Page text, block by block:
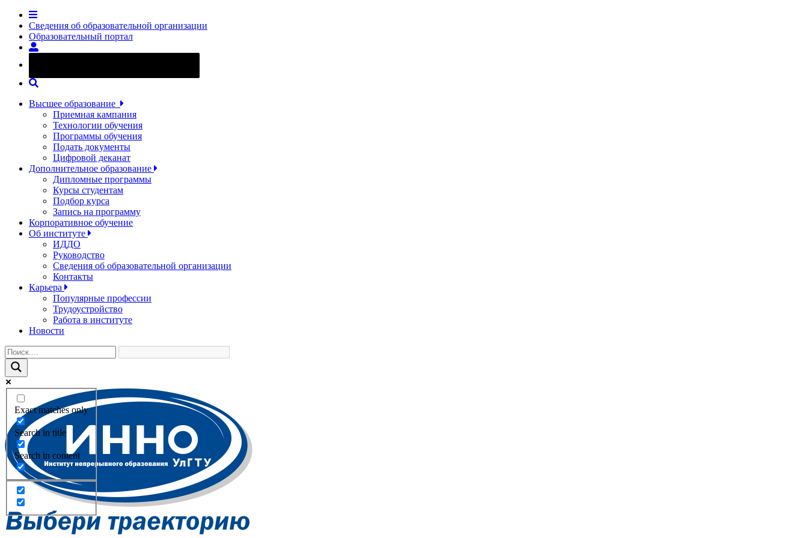
Сведения об образовательной организации
Образовательный портал
Высшее образование
Приемная кампания
Технологии обучения
Программы обучения
Подать документы
Цифровой деканат
Дополнительное образование
Дипломные программы
Курсы студентам
Подбор курса
Запись на программу
Корпоративное обучение
Об институте
ИДДО
Руководство
Сведения об образовательной организации
Контакты
Карьера
Популярные профессии
Трудоустройство
Работа в институте
Новости
Exact matches only
Search in title
Search in content